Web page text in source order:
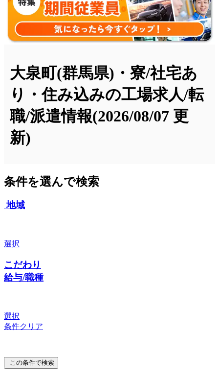
大泉町(群馬県)・寮/社宅あ
り・住み込みの工場求人/転
職/派遣情報(2026/08/07 更
新)
条件を選んで検索
地域
選択
こだわり
給与/職種
選択
条件クリア
この条件で検索